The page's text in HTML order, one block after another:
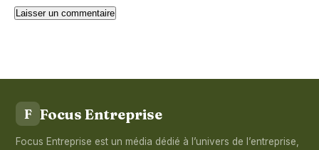
F Focus Entreprise
Focus Entreprise est un média dédié à l’univers de l’entreprise,